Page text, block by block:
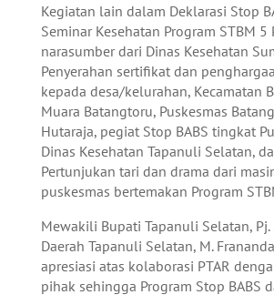
Kegiatan lain dalam Deklarasi Stop
Seminar Kesehatan Program STBM
narasumber dari Dinas Kesehatan
Penyerahan sertifikat dan
kepada desa/kelurahan, Kecamatan
Muara Batangtoru, Puskesmas
Hutaraja, pegiat Stop BABS tingkat
Dinas Kesehatan Tapanuli Selatan,
Pertunjukan tari dan drama dari
puskesmas bertemakan Program
Mewakili Bupati Tapanuli Selatan, Pj.
Daerah Tapanuli Selatan, M.
apresiasi atas kolaborasi PTAR
pihak sehingga Program Stop BABS